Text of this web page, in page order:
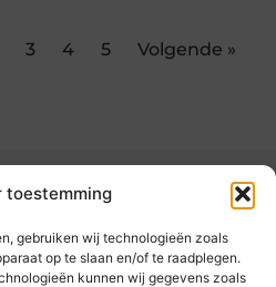
toestemming
gebruiken wij technologieën zoals
op te slaan en/of te raadplegen.
kunnen wij gegevens zoals
3 4 5 Volgende »